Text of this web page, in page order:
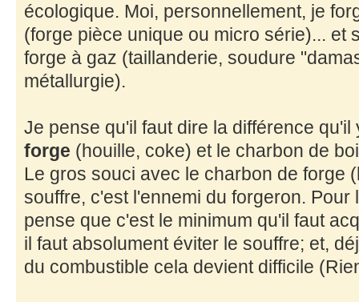
écologique. Moi, personnellement, je
(forge pièce unique ou micro série)... et
forge à gaz (taillanderie, soudure
métallurgie).
Je pense qu'il faut dire la différence
forge (houille, coke) et le charbon de
Le gros souci avec le charbon de forge
souffre, c'est l'ennemi du forgeron.
pense que c'est le minimum qu'il faut
il faut absolument éviter le souffre; et,
du combustible cela devient difficile